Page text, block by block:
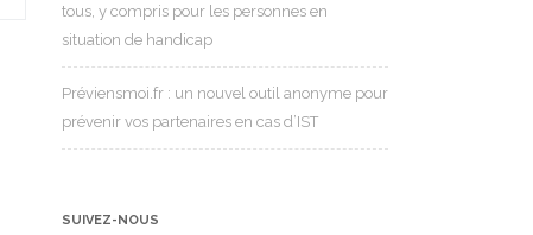
tous, y compris pour les personnes en
situation de handicap
Préviensmoi.fr : un nouvel outil anonyme pour
prévenir vos partenaires en cas d’IST
SUIVEZ-NOUS